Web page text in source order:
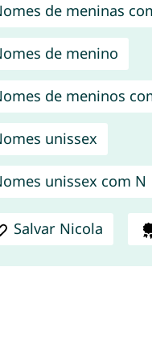
de meninas
de menino
de meninos
unissex
unissex com N
Salvar Nicola